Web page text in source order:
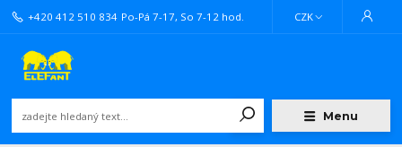
Menu
CZK
+420 412 510 834 Po-Pá 7-17, So 7-12 hod.